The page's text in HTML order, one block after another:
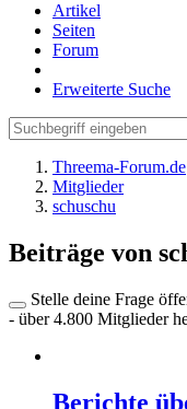
Artikel
Seiten
Forum
Erweiterte Suche
Threema-Forum.de
Mitglieder
schuschu
Beiträge von
Stelle deine Frage
- über 4.800 Mitglieder
Berichte